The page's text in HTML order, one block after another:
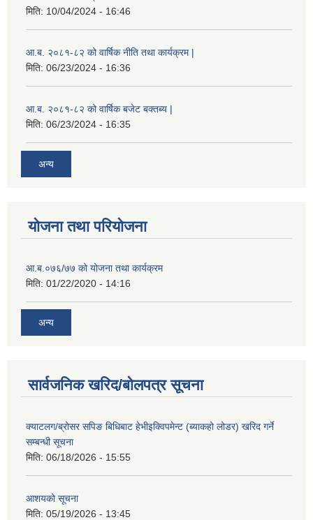
मिति: 10/04/2024 - 16:46
आ.ब. २०८१-८२ को वार्षिक नीति तथा कार्यक्रम |
मिति: 06/23/2024 - 16:36
आ.ब. २०८१-८२ को वार्षिक बजेट बक्तब्य |
मिति: 06/23/2024 - 16:35
अन्य
योजना तथा परियोजना
आ.ब.०७६/७७ को योजना तथा कार्यक्रम
मिति: 01/22/2020 - 14:16
अन्य
सार्वजनिक खरिद/बोलपत्र सूचना
क्याटलग/ब्रोसर सपिङ बिधिबाट हेभीइक्विपमेन्ट (ब्याकहो लोडर) खरिद गर्ने
सम्बन्धी सूचना
मिति: 06/18/2026 - 15:55
आशयको सूचना
मिति: 05/19/2026 - 13:45